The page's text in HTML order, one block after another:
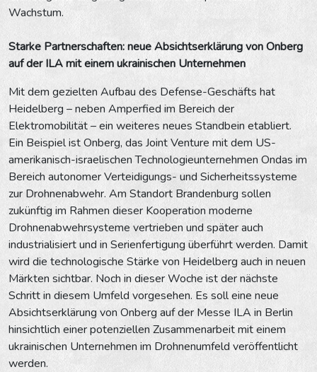
Wachstum.
Starke Partnerschaften: neue Absichtserklärung von Onberg
auf der ILA mit einem ukrainischen Unternehmen
Mit dem gezielten Aufbau des Defense-Geschäfts hat
Heidelberg – neben Amperfied im Bereich der
Elektromobilität – ein weiteres neues Standbein etabliert.
Ein Beispiel ist Onberg, das Joint Venture mit dem US-
amerikanisch-israelischen Technologieunternehmen Ondas im
Bereich autonomer Verteidigungs- und Sicherheitssysteme
zur Drohnenabwehr. Am Standort Brandenburg sollen
zukünftig im Rahmen dieser Kooperation moderne
Drohnenabwehrsysteme vertrieben und später auch
industrialisiert und in Serienfertigung überführt werden. Damit
wird die technologische Stärke von Heidelberg auch in neuen
Märkten sichtbar. Noch in dieser Woche ist der nächste
Schritt in diesem Umfeld vorgesehen. Es soll eine neue
Absichtserklärung von Onberg auf der Messe ILA in Berlin
hinsichtlich einer potenziellen Zusammenarbeit mit einem
ukrainischen Unternehmen im Drohnenumfeld veröffentlicht
werden.